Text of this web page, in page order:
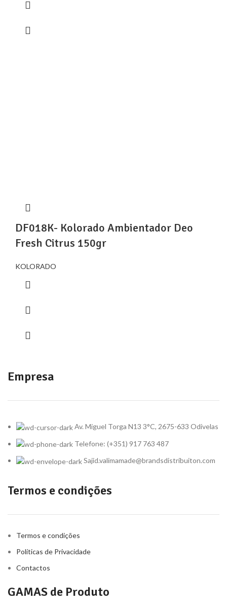
DF018K- Kolorado Ambientador Deo
Fresh Citrus 150gr
KOLORADO
Empresa
Av. Miguel Torga N13 3°C, 2675-633 Odivelas
Telefone: (+351) 917 763 487
Sajid.valimamade@brandsdistribuiton.com
Termos e condições
Termos e condições
Políticas de Privacidade
Contactos
GAMAS de Produto